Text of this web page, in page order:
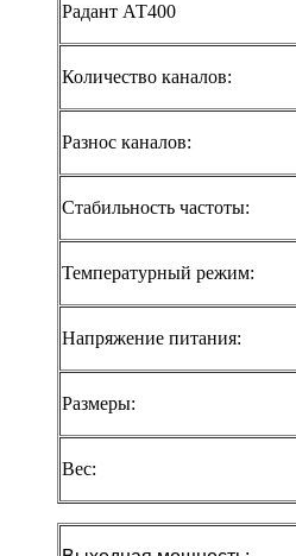
Радант АТ400
Количество каналов:
Разнос каналов:
Стабильность частоты:
Температурный режим:
Напряжение питания:
Размеры:
Вес: